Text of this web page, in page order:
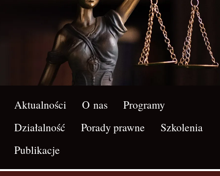
Aktualności O nas
Programy
Działalność
Porady prawne
Szkolenia
Publikacje